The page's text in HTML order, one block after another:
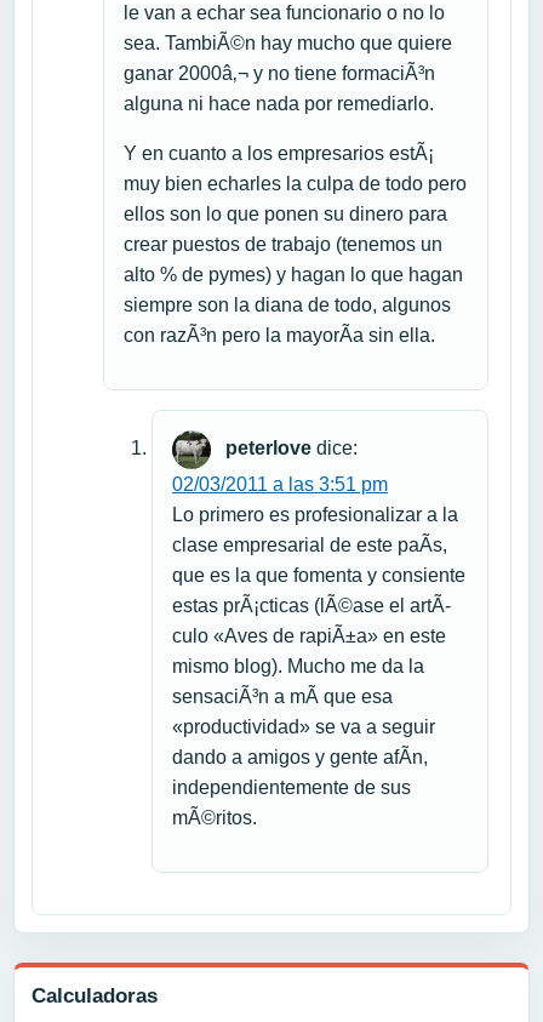
Calculadoras
le van a echar sea funcionario o no lo
sea. TambiÃ©n hay mucho que quiere
ganar 2000â‚¬ y no tiene formaciÃ³n
alguna ni hace nada por remediarlo.
Y en cuanto a los empresarios estÃ¡
muy bien echarles la culpa de todo pero
ellos son lo que ponen su dinero para
crear puestos de trabajo (tenemos un
alto % de pymes) y hagan lo que hagan
siempre son la diana de todo, algunos
con razÃ³n pero la mayorÃ­a sin ella.
peterlove dice:
02/03/2011 a las 3:51 pm
Lo primero es profesionalizar a la
clase empresarial de este paÃ­s,
que es la que fomenta y consiente
estas prÃ¡cticas (lÃ©ase el artÃ­
culo «Aves de rapiÃ±a» en este
mismo blog). Mucho me da la
sensaciÃ³n a mÃ­ que esa
«productividad» se va a seguir
dando a amigos y gente afÃ­n,
independientemente de sus
mÃ©ritos.